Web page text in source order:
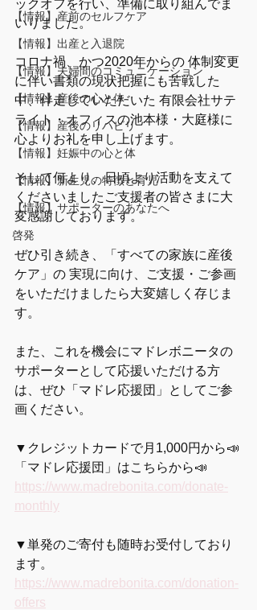
【情報】産前のセルフケア
【情報】出産と入退院
【情報】夫婦間のコミュニケーション
【情報】産後の心と体
【情報】産後のリハビリ
【情報】妊娠中の心と体
【情報】新生児の特徴と育児
【情報】サポーターのあなたへ
啓発
ックオフを行い、準備に取り組んでま
いりました。
コロナ禍、かつ2020年からの 体制変更
に伴い書類の現状把握にも苦戦した
中、伴走していただいた 有限会社サテ
ライト・オフィスの池本様・大庭様に
心よりお礼を申し上げます。
そして何より、日頃より活動を支えて
くださいましたご支援者の皆さまに大
変感謝しております。
ぜひ引き続き、「すべての家族に産後
ケア」の 実現に向け、ご支援・ご参画
をいただけましたら大変嬉しく存じま
す。
また、これを機会にマドレボニータの
サポーターとして応援いただける方
は、ぜひ「マドレ応援団」としてご参
画ください。
▼クレジットカードで月1,000円から📣
「マドレ応援団」はこちらから📣
https://www.madrebonita.com/donate-
monthly
▼単発のご寄付も随時お受付しており
ます。
https://www.madrebonita.com/donation-
offers